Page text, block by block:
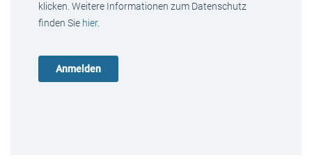
klicken. Weitere Informationen zum Datenschutz
finden Sie hier.